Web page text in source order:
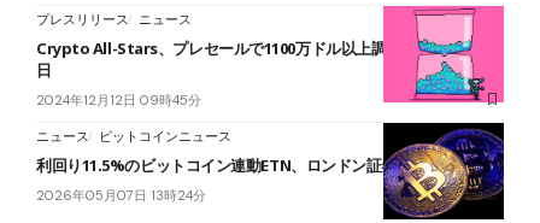
プレスリリース ニュース
Crypto All-Stars、プレセールで1100万ドル以上調達｜販売は残り9
日
2024年12月12日 09時45分
ニュース ビットコインニュース
利回り11.5%のビットコイン連動ETN、ロンドン証券取引所に上場
2026年05月07日 13時24分